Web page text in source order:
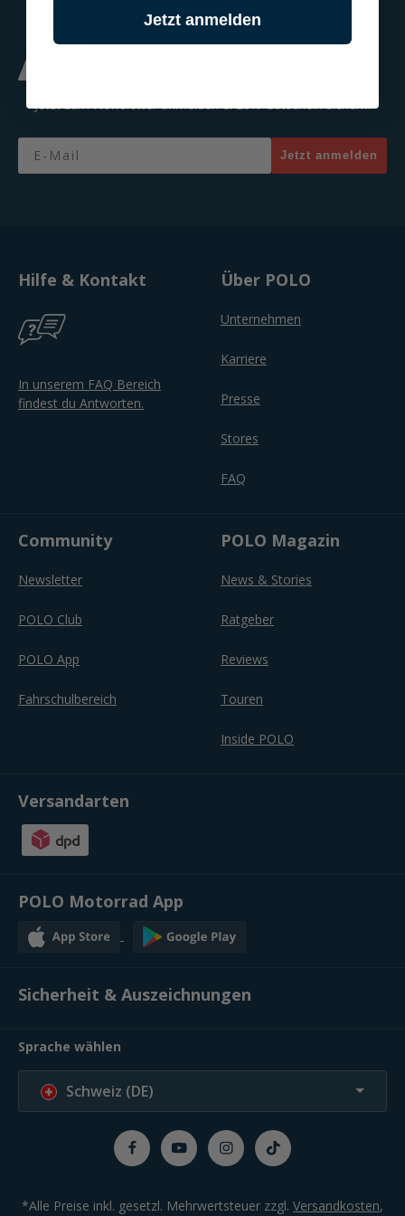
Email
Jetzt anmelden
Hilfe & Kontakt
In unserem FAQ Bereich
findest du Antworten.
Über POLO
Unternehmen
Karriere
Presse
Stores
FAQ
Community
Newsletter
POLO Club
POLO App
Fahrschulbereich
POLO Magazin
News & Stories
Ratgeber
Reviews
Touren
Inside POLO
Versandarten
POLO Motorrad App
Sicherheit & Auszeichnungen
Sprache wählen
Schweiz (DE)
*Alle Preise inkl. gesetzl. Mehrwertsteuer zzgl. Versandkosten,
Jetzt anmelden